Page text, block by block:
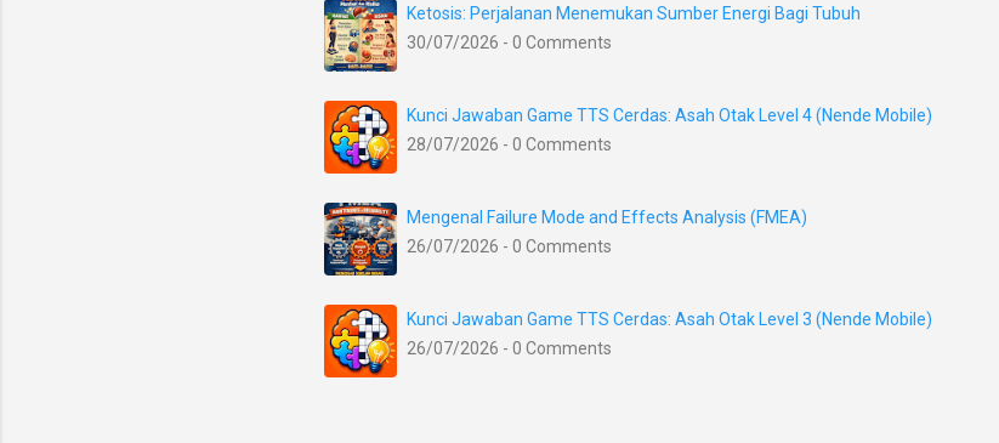
Ketosis: Perjalanan Menemukan Sumber Energi Bagi Tubuh
30/07/2026 - 0 Comments
Kunci Jawaban Game TTS Cerdas: Asah Otak Level 4 (Nende Mobile)
28/07/2026 - 0 Comments
Mengenal Failure Mode and Effects Analysis (FMEA)
26/07/2026 - 0 Comments
Kunci Jawaban Game TTS Cerdas: Asah Otak Level 3 (Nende Mobile)
26/07/2026 - 0 Comments